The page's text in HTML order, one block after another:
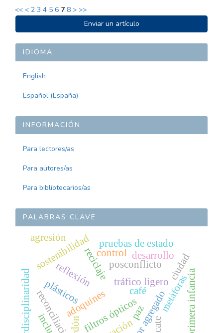
<< < 2 3 4 5 6 7 8 > >>
ENVIAR
UN
ARTÍCULO
Enviar un artículo
IDIOMA
English
Español (España)
INFORMACIÓN
Para lectores/as
Para autores/as
Para bibliotecarios/as
PALABRAS CLAVE
adoquines
reciclaje
plásticos tráfico ligero
paz
posconflicto
café
sostenibilidad desarrollo
reconciliación
reflexión
valor agregado
pruebas de estado
metáforas
filtros ópticos
interdisciplinaridad primera infancia
ciudad
agresión
control